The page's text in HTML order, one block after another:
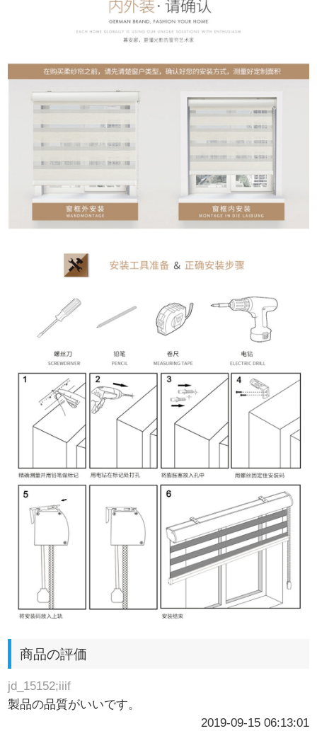
商品の評価
jd_15152;iiif
製品の品質がいいです。
2019-09-15 06:13:01